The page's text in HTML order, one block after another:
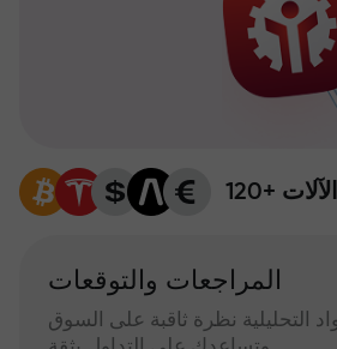
120+ الآلات
المراجعات والتوقعات
التحليلية نظرة ثاقبة على السوق